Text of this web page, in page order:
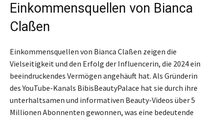
Einkommensquellen von Bianca
Claßen
Einkommensquellen von Bianca Claßen zeigen die
Vielseitigkeit und den Erfolg der Influencerin, die 2024 ein
beeindruckendes Vermögen angehäuft hat. Als Gründerin
des YouTube-Kanals BibisBeautyPalace hat sie durch ihre
unterhaltsamen und informativen Beauty-Videos über 5
Millionen Abonnenten gewonnen, was eine bedeutende